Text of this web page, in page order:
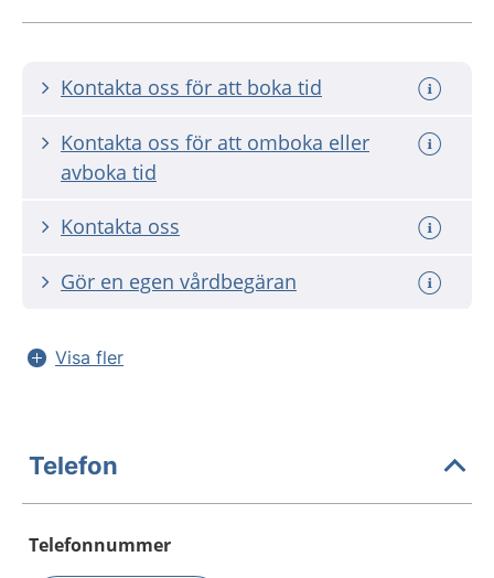
Kontakta oss för att boka tid
Kontakta oss för att omboka eller
avboka tid
Kontakta oss
Gör en egen vårdbegäran
Visa fler
Telefon
Telefonnummer